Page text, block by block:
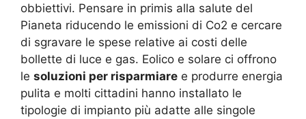
obbiettivi. Pensare in primis alla salute del
Pianeta riducendo le emissioni di Co2 e cercare
di sgravare le spese relative ai costi delle
bollette di luce e gas. Eolico e solare ci offrono
le soluzioni per risparmiare e produrre energia
pulita e molti cittadini hanno installato le
tipologie di impianto più adatte alle singole